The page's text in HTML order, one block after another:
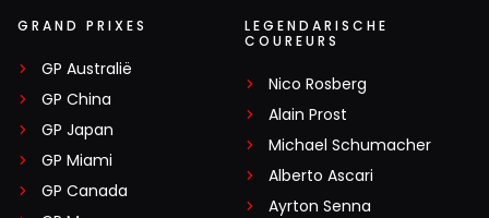
GRAND PRIXES
GP Australië
GP China
GP Japan
GP Miami
GP Canada
LEGENDARISCHE
COUREURS
Nico Rosberg
Alain Prost
Michael Schumacher
Alberto Ascari
Ayrton Senna